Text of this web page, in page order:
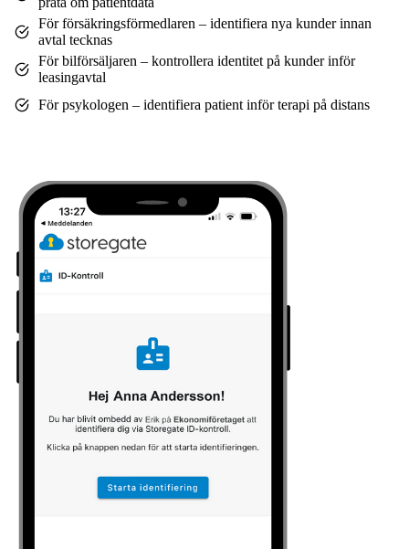
För försäkringsförmedlaren – identifiera nya kunder innan
avtal tecknas
För bilförsäljaren – kontrollera identitet på kunder inför
leasingavtal
För psykologen – identifiera patient inför terapi på distans